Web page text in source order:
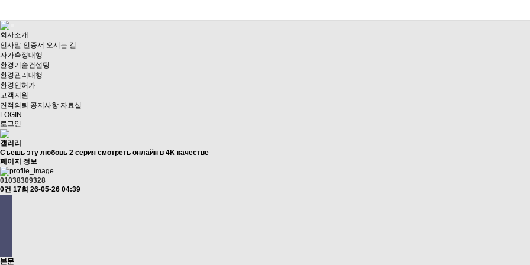
회사소개
인사말 인증서 오시는 길
자가측정대행
환경기술컨설팅
환경관리대행
환경인허가
고객지원
견적의뢰 공지사항 자료실
LOGIN
로그인
갤러리
Съешь эту любовь 2 серия смотреть онлайн в 4K качестве
페이지 정보
01038309328
0건 17회 26-05-26 04:39
본문